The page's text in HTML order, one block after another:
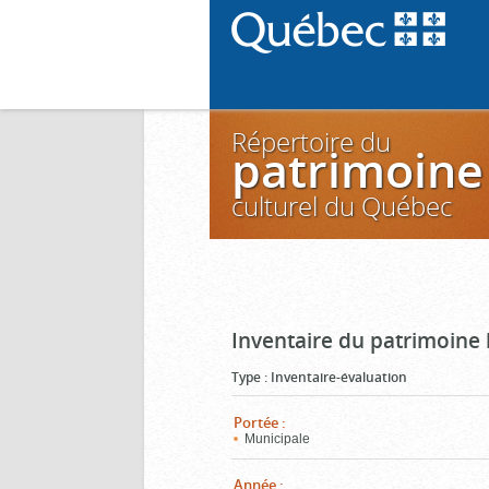
Répertoire du
patrimoine
culturel du Québec
Inventaire du patrimoine
Type : Inventaire-évaluation
Portée :
Municipale